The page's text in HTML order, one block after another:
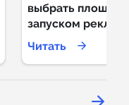
выбрать
запуском
Читать